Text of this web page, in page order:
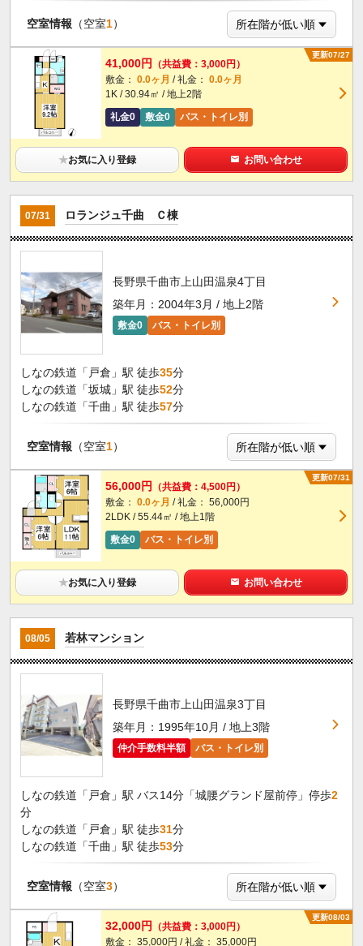
空室情報 （空室1）
更新07/27
41,000円
（共益費：3,000円）
敷金： 0.0ヶ月 / 礼金： 0.0ヶ月
1K / 30.94㎡ / 地上2階
礼金0
敷金0 バス・トイレ別
★お気に入り登録 お問い合わせ
07/31 ロランジュ千曲 Ｃ棟
長野県千曲市上山田温泉4丁目
築年月：2004年3月 / 地上2階
敷金0 バス・トイレ別
しなの鉄道「戸倉」駅 徒歩35分
しなの鉄道「坂城」駅 徒歩52分
しなの鉄道「千曲」駅 徒歩57分
空室情報 （空室1）
更新07/31
56,000円
（共益費：4,500円）
敷金： 0.0ヶ月 / 礼金： 56,000円
2LDK / 55.44㎡ / 地上1階
敷金0
バス・トイレ別
★お気に入り登録 お問い合わせ
08/05 若林マンション
長野県千曲市上山田温泉3丁目
築年月：1995年10月 / 地上3階
仲介手数料半額 バス・トイレ別
しなの鉄道「戸倉」駅 バス14分「城腰グランド屋前停」停歩2
分
しなの鉄道「戸倉」駅 徒歩31分
しなの鉄道「千曲」駅 徒歩53分
空室情報 （空室3）
更新08/03
32,000円
（共益費：3,000円）
敷金： 35,000円 / 礼金： 35,000円